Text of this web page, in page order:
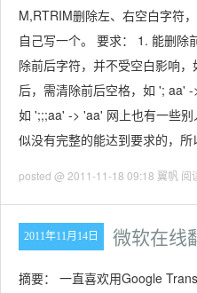
M,RTRIM删除左、右空白字符
自己写一个。 要求： 1. 能删
除前后字符，并不受空白影响
后，需清除前后空格，如 '; aa' -
如 ';;;aa' -> 'aa' 网上也有一些
似没有完整的能达到要求的，
posted @ 2011-11-18 09:18 翼帆 阅
2011年11月14日 微软在线
摘要： 一直喜欢用Google